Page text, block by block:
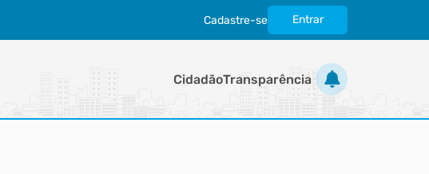
Cadastre-se Entrar
CidadãoTransparência